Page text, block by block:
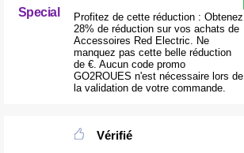
Special
Profitez de cette réduction : Obtenez
28% de réduction sur vos achats de
Accessoires Red Electric. Ne
manquez pas cette belle réduction
de €. Aucun code promo
GO2ROUES n'est nécessaire lors de
la validation de votre commande.
Vérifié